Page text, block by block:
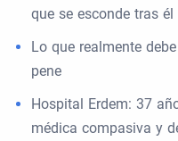
que se esconde tras él
Lo que realmente
pene
Hospital Erdem: 37
médica compasiva y